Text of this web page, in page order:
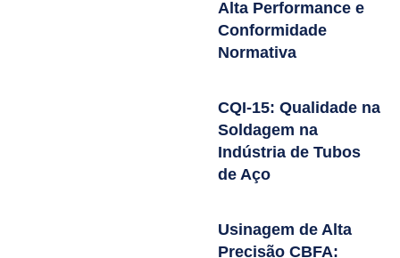
Alta Performance e
Conformidade
Normativa
CQI-15: Qualidade na
Soldagem na
Indústria de Tubos
de Aço
Usinagem de Alta
Precisão CBFA: